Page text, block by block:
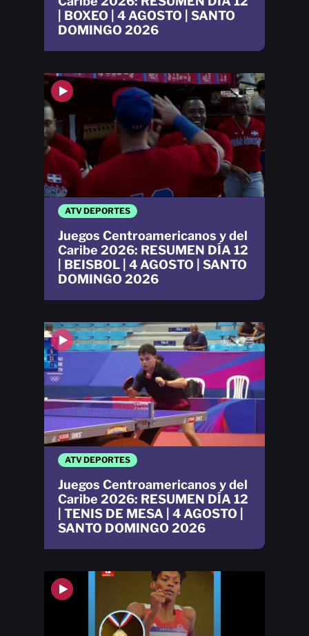
| BOXEO | 4 AGOSTO | SANTO
DOMINGO 2026
ATV DEPORTES
Juegos Centroamericanos y del
Caribe 2026: RESUMEN DÍA 12
| TENIS DE MESA | 4 AGOSTO |
SANTO DOMINGO 2026
ATV DEPORTES
Juegos Centroamericanos y del
Caribe 2026: RESUMEN DÍA 12
| BEISBOL | 4 AGOSTO | SANTO
DOMINGO 2026